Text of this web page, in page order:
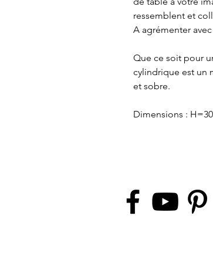
ressemblent et
A agrémenter
Que ce soit pour
cylindrique est un
et sobre.
Dimensions :